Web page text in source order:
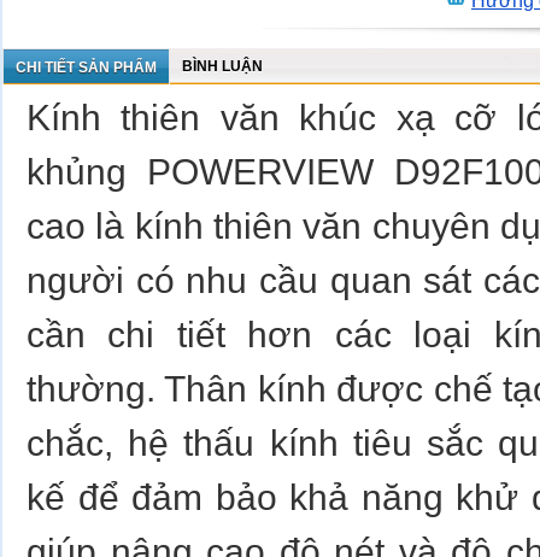
CHI TIẾT SẢN PHẨM BÌNH LUẬN
Kính thiên văn khúc xạ cỡ
khủng POWERVIEW
cao là kính thiên văn chuyên
người có nhu cầu quan sát
cần chi tiết hơn các loại
thường. Thân kính được chế
chắc, hệ thấu kính tiêu sắc
kế để đảm bảo khả năng khử